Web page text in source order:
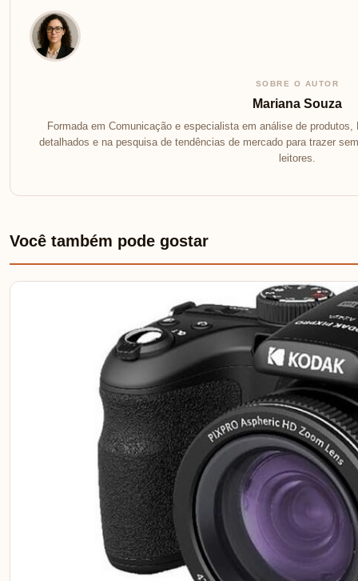
SOBRE O AUTOR
Mariana Souza
Formada em Comunicação e especialista em análise de
detalhados e na pesquisa de tendências de mercado para trazer
leitores.
Você também pode gostar